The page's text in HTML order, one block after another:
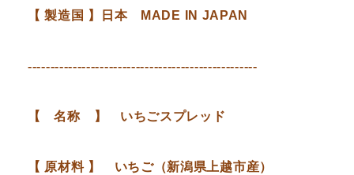
【 製造国 】日本 MADE IN JAPAN
---------------------------------------------------
【 名称 】 いちごスプレッド
【 原材料 】 いちご（新潟県上越市産）